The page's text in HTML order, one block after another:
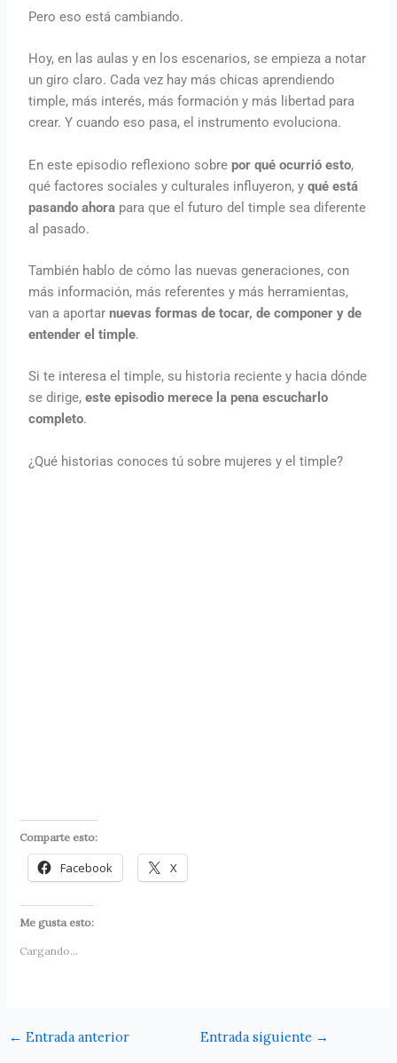
Pero eso está cambiando.
Hoy, en las aulas y en los escenarios, se empieza a notar
un giro claro. Cada vez hay más chicas aprendiendo
timple, más interés, más formación y más libertad para
crear. Y cuando eso pasa, el instrumento evoluciona.
En este episodio reflexiono sobrepor qué ocurrió esto,
qué factores sociales y culturales influyeron, yqué está
pasando ahora para que el futuro del timple sea diferente
al pasado.
También hablo de cómo las nuevas generaciones, con
más información, más referentes y más herramientas,
van a aportarnuevas formas de tocar, de componer y de
entender el timple.
Si te interesa el timple, su historia reciente y hacia dónde
se dirige,este episodio merece la pena escucharlo
completo.
¿Qué historias conoces tú sobre mujeres y el timple?
Comparte esto:
Facebook X
Me gusta esto:
Cargando...
← Entrada anterior Entrada siguiente →